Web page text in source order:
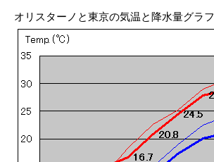
オリスターノと東京の気温と降水量グラフ